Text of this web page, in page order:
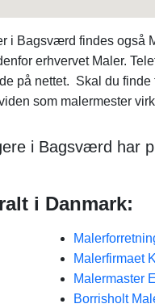
i Bagsværd findes
erhvervet Maler.
på nettet. Skal du
som malermester
i Bagsværd har
i Danmark:
Malerfirmaet
Malermaster
Borrisholt